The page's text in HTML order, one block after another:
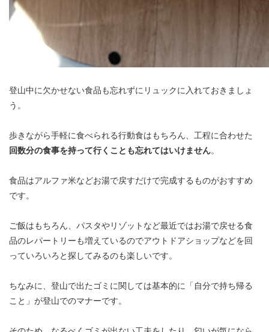
登山中に欠かせない食品も忘れずにリュックに入れておきましょ
う。
歩きながら手軽に食べられる行動食はもちろん、工程に合わせた
回数分の食事を持って行くことも忘れてはいけません。
食品はアルファ米などお湯で戻すだけで完成するものがおすすめ
です。
ご飯はもちろん、パスタやリゾットなど最近ではお湯で戻せる食
品のレパートリーも増えているのでアウトドアショップなどを回
っていろいろと探してみるのも楽しいです。
ちなみに、登山で出たゴミに関しては基本的に「自分で持ち帰る
こと」が登山でのマナーです。